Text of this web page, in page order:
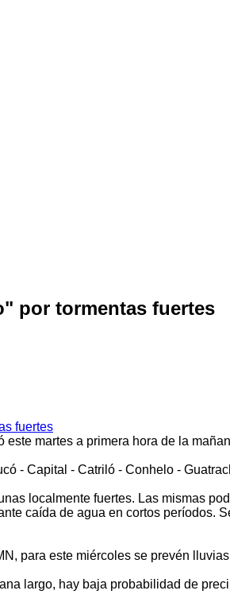
por tormentas fuertes
martes a primera hora de la
- Capital - Catriló - Conhelo -
localmente fuertes. Las mismas
caída de agua en cortos períodos.
para este miércoles se prevén
largo, hay baja probabilidad de